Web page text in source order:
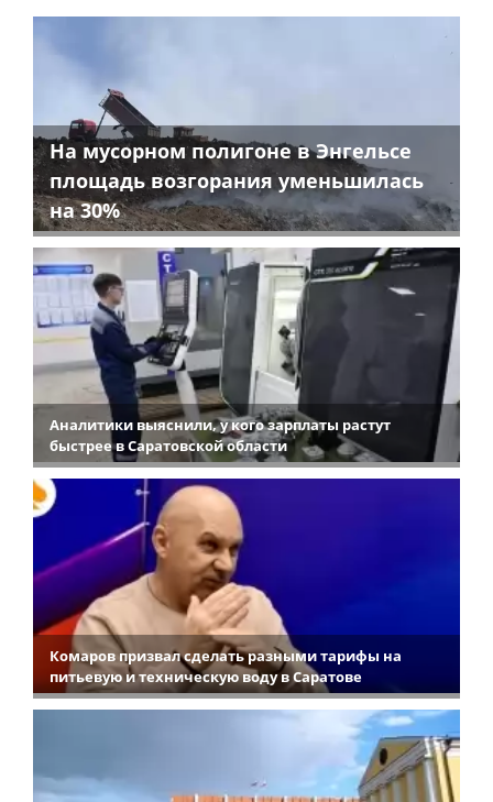
На мусорном полигоне в Энгельсе
площадь возгорания уменьшилась
на 30%
Аналитики выяснили, у кого зарплаты растут
быстрее в Саратовской области
Комаров призвал сделать разными тарифы на
питьевую и техническую воду в Саратове